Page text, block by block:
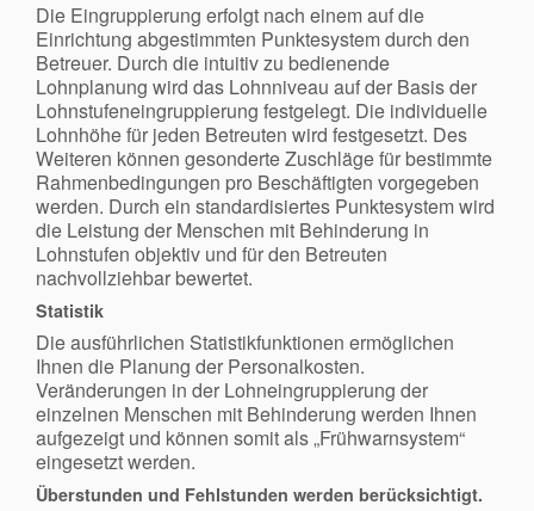
Die Eingruppierung erfolgt nach einem auf die
Einrichtung abgestimmten Punktesystem durch den
Betreuer. Durch die intuitiv zu bedienende
Lohnplanung wird das Lohnniveau auf der Basis der
Lohnstufeneingruppierung festgelegt. Die individuelle
Lohnhöhe für jeden Betreuten wird festgesetzt. Des
Weiteren können gesonderte Zuschläge für bestimmte
Rahmenbedingungen pro Beschäftigten vorgegeben
werden. Durch ein standardisiertes Punktesystem wird
die Leistung der Menschen mit Behinderung in
Lohnstufen objektiv und für den Betreuten
nachvollziehbar bewertet.
Statistik
Die ausführlichen Statistikfunktionen ermöglichen
Ihnen die Planung der Personalkosten.
Veränderungen in der Lohneingruppierung der
einzelnen Menschen mit Behinderung werden Ihnen
aufgezeigt und können somit als „Frühwarnsystem“
eingesetzt werden.
Überstunden und Fehlstunden werden berücksichtigt.